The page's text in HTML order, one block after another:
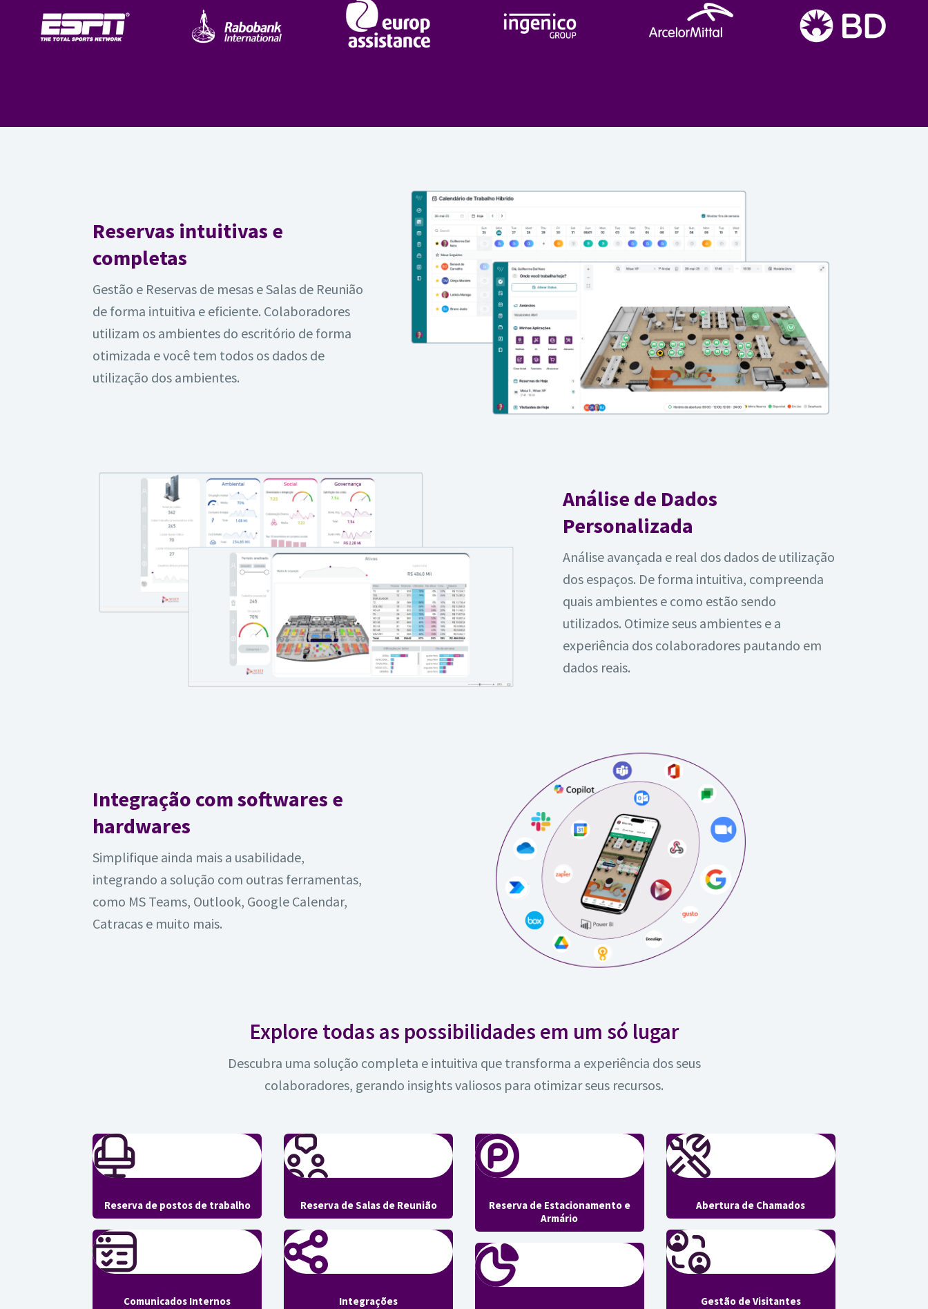
Reservas intuitivas e
completas
Gestão e Reservas de mesas e Salas de Reunião
de forma intuitiva e eficiente. Colaboradores
utilizam os ambientes do escritório de forma
otimizada e você tem todos os dados de
utilização dos ambientes.
Análise de Dados
Personalizada
Análise avançada e real dos dados de utilização
dos espaços. De forma intuitiva, compreenda
quais ambientes e como estão sendo
utilizados. Otimize seus ambientes e a
experiência dos colaboradores pautando em
dados reais.
Integração com softwares e
hardwares
Simplifique ainda mais a usabilidade,
integrando a solução com outras ferramentas,
como MS Teams, Outlook, Google Calendar,
Catracas e muito mais.
Explore todas as possibilidades em um só lugar
Descubra uma solução completa e intuitiva que transforma a experiência dos seus
colaboradores, gerando insights valiosos para otimizar seus recursos.
Reserva de postos de trabalho
Comunicados Internos
Reserva de Salas de Reunião
Integrações
Reserva de Estacionamento e
Armário
Abertura de Chamados
Gestão de Visitantes